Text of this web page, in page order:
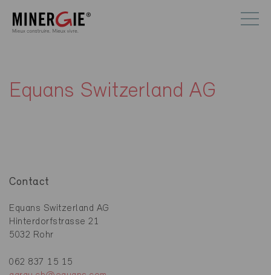
Equans Switzerland AG
Contact
Equans Switzerland AG
Hinterdorfstrasse 21
5032 Rohr
062 837 15 15